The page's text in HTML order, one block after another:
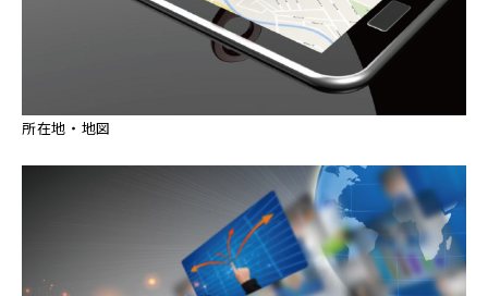
所在地・地図